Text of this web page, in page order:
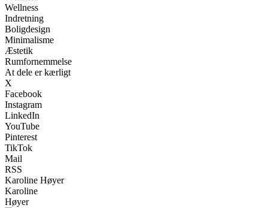
Wellness
Indretning
Boligdesign
Minimalisme
Æstetik
Rumfornemmelse
At dele er kærligt
X
Facebook
Instagram
LinkedIn
YouTube
Pinterest
TikTok
Mail
RSS
Karoline Høyer
Karoline
Høyer